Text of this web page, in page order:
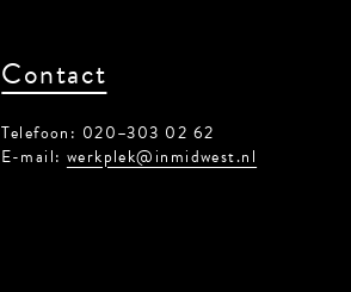
Contact
Telefoon: 020–303 02 62
E-mail: werkplek@inmidwest.nl